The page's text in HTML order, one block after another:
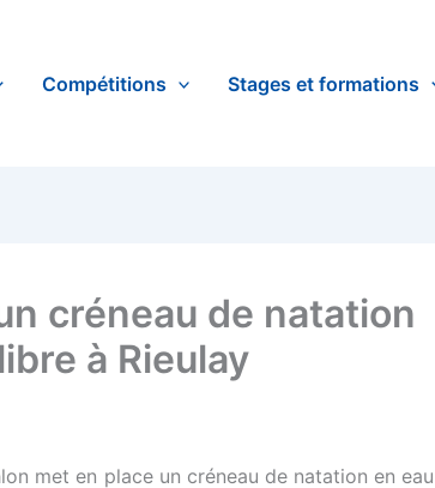
Compétitions Stages et formations
créneau de natation
à Rieulay
met en place un créneau de natation en eau